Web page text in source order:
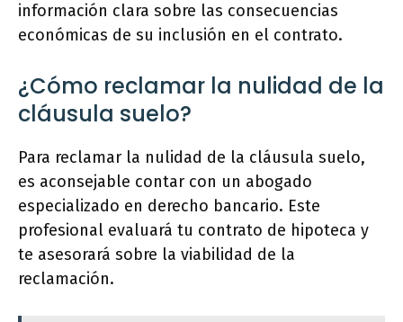
información clara sobre las consecuencias
económicas de su inclusión en el contrato.
¿Cómo reclamar la nulidad de la
cláusula suelo?
Para reclamar la nulidad de la cláusula suelo,
es aconsejable contar con un abogado
especializado en derecho bancario. Este
profesional evaluará tu contrato de hipoteca y
te asesorará sobre la viabilidad de la
reclamación.